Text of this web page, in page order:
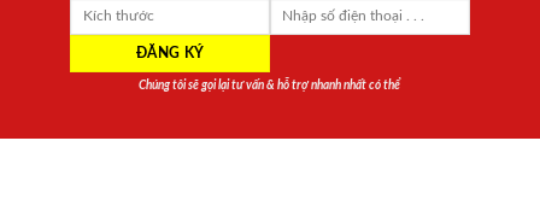
Chúng tôi sẽ gọi lại tư vấn & hỗ trợ nhanh nhất có thể